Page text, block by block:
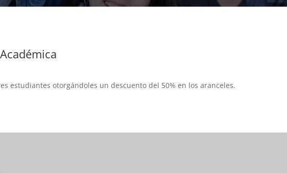
estudiantes otorgándoles un descuento del 50% en los aranceles.